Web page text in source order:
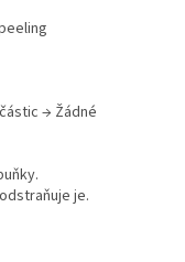
→ Žádné
je.